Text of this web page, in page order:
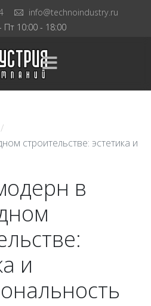
info@technoindustry.ru
Пт 10:00 - 18:00
/
строительстве: эстетика и
в
и